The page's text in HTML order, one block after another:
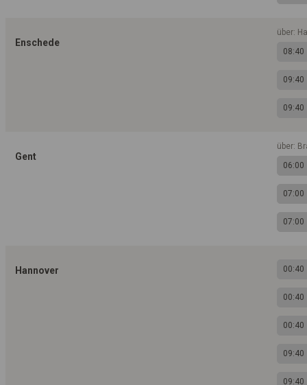
Enschede
über:
08:40
09:40
09:40
Gent
über:
06:00
07:00
07:00
Hannover 00:40
00:40
00:40
09:40
09:40